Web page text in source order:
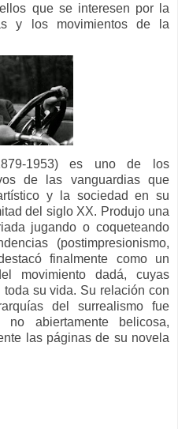
que se interesen por la
y los movimientos de la
1953) es uno de los
de las vanguardias que
y la sociedad en su
del siglo XX. Produjo una
jugando o coqueteando
(postimpresionismo,
finalmente como un
movimiento dadá, cuyas
su vida. Su relación con
del surrealismo fue
no abiertamente belicosa,
las páginas de su novela